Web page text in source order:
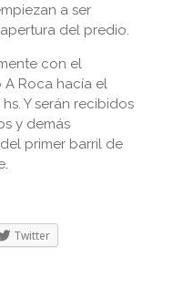
a ser
del predio.
con el
A Roca hacía el
Y serán recibidos
y demás
primer barril de
Twitter